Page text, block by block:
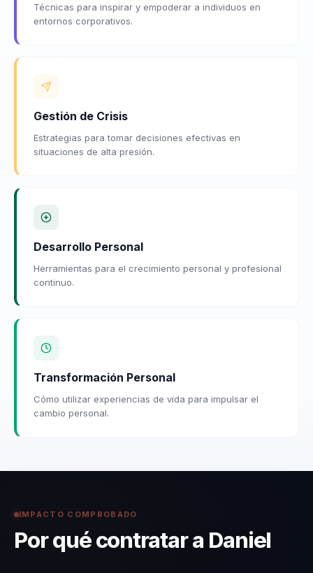
Técnicas para inspirar y empoderar a individuos en
entornos corporativos.
Gestión de Crisis
Estrategias para tomar decisiones efectivas en
situaciones de alta presión.
Desarrollo Personal
Herramientas para el crecimiento personal y profesional
continuo.
Transformación Personal
Cómo utilizar experiencias de vida para impulsar el
cambio personal.
IMPACTO COMPROBADO
Por qué contratar a Daniel